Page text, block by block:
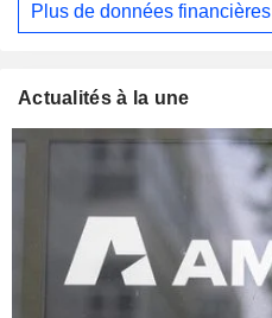
Plus de données financières
Actualités à la une